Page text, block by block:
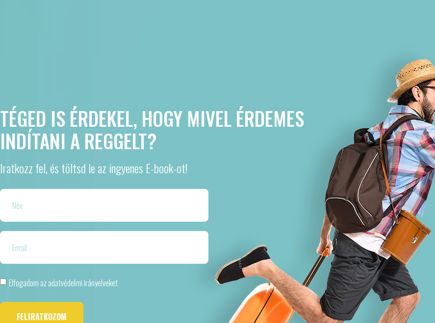
TÉGED IS ÉRDEKEL, HOGY MIVEL ÉRDEMES
INDÍTANI A REGGELT?
Iratkozz fel, és töltsd le az ingyenes E-book-ot!
Elfogadom az adatvédelmi irányelveket
FELIRATKOZOM